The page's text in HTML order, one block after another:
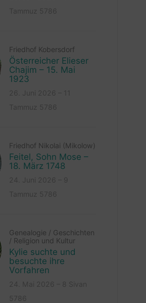
Friedhof Kobersdorf
Österreicher Elieser
Chajim – 15. Mai
1923
Friedhof Nikolai (Mikolow)
Feitel, Sohn Mose –
18. März 1748
Genealogie / Geschichten
/ Religion und Kultur
Kylie suchte und
besuchte ihre
Vorfahren